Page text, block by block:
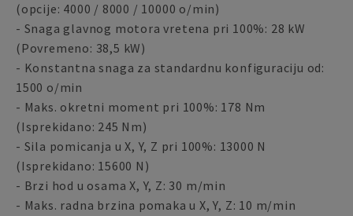
(opcije: 4000 / 8000 / 10000 o/min)
- Snaga glavnog motora vretena pri 100%: 28 kW
(Povremeno: 38,5 kW)
- Konstantna snaga za standardnu konfiguraciju od:
1500 o/min
- Maks. okretni moment pri 100%: 178 Nm
(Isprekidano: 245 Nm)
- Sila pomicanja u X, Y, Z pri 100%: 13000 N
(Isprekidano: 15600 N)
- Brzi hod u osama X, Y, Z: 30 m/min
- Maks. radna brzina pomaka u X, Y, Z: 10 m/min